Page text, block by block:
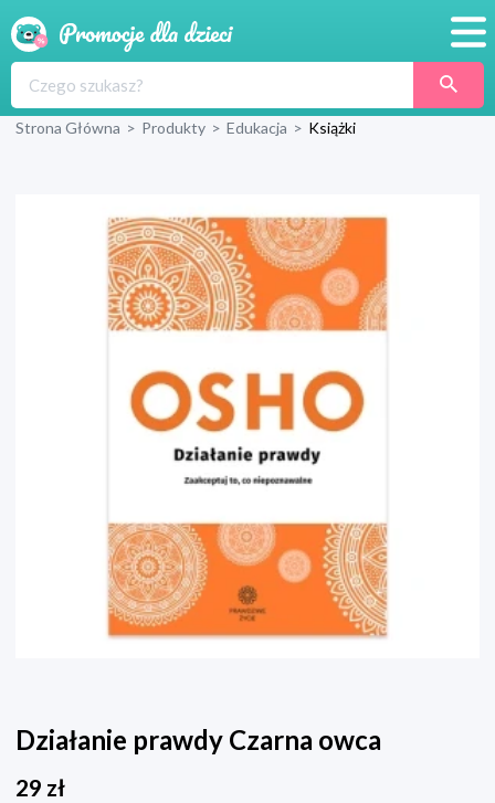
Produkty
Blog
Wyprawka
Strona Główna > Produkty > Edukacja > Książki
Działanie prawdy Czarna owca
29 zł